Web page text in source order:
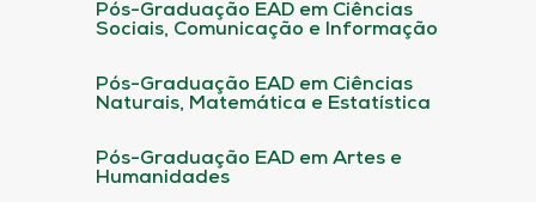
Pós-Graduação EAD em Ciências
Sociais, Comunicação e Informação
Pós-Graduação EAD em Ciências
Naturais, Matemática e Estatística
Pós-Graduação EAD em Artes e
Humanidades